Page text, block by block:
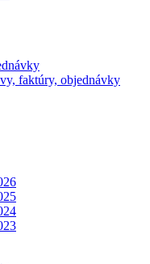
faktúry, objednávky